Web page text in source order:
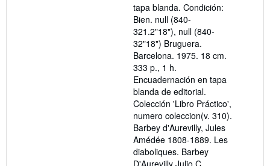
tapa blanda. Condición:
Bien. null (840-
321.2"18"), null (840-
32"18") Bruguera.
Barcelona. 1975. 18 cm.
333 p., 1 h.
Encuadernación en tapa
blanda de editorial.
Colección 'Libro Práctico',
numero coleccion(v. 310).
Barbey d'Aurevilly, Jules
Amédée 1808-1889. Les
diaboliques. Barbey
D'Aurevilly Julio C.